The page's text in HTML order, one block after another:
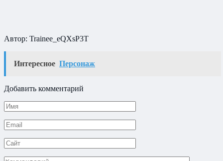
Автор: Trainee_eQXsP3T
Интересное Персонаж
Добавить комментарий
Имя
*
Email
*
Сайт